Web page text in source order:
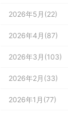
2026年5月(22)
2026年4月(87)
2026年3月(103)
2026年2月(33)
2026年1月(77)